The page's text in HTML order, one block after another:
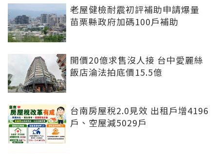
老屋健檢耐震初評補助申請爆量
苗栗縣政府加碼100戶補助
開價20億求售沒人接 台中愛麗絲
飯店淪法拍底價15.5億
台南房屋稅2.0見效 出租戶增4196
戶、空屋減5029戶